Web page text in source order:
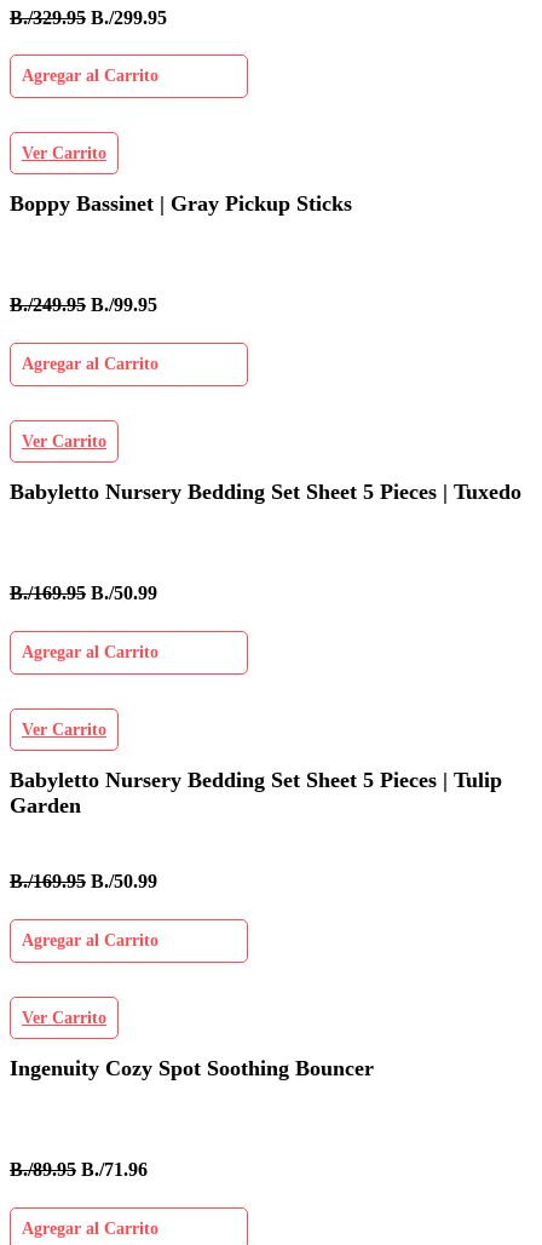
B./329.95 B./299.95
Agregar al Carrito
Ver Carrito
Boppy Bassinet | Gray Pickup Sticks
B./249.95 B./99.95
Agregar al Carrito
Ver Carrito
Babyletto Nursery Bedding Set Sheet 5 Pieces | Tuxedo
B./169.95 B./50.99
Agregar al Carrito
Ver Carrito
Babyletto Nursery Bedding Set Sheet 5 Pieces | Tulip
Garden
B./169.95 B./50.99
Agregar al Carrito
Ver Carrito
Ingenuity Cozy Spot Soothing Bouncer
B./89.95 B./71.96
Agregar al Carrito